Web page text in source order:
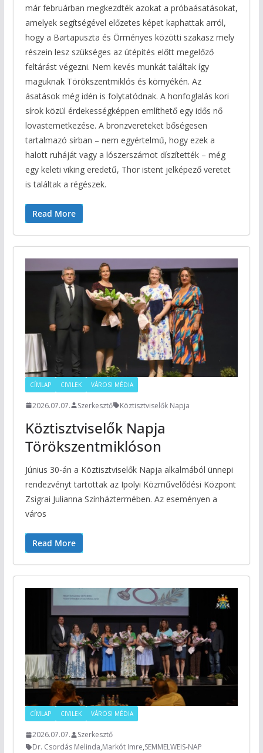
már februárban megkezdték azokat a próbaásatásokat,
amelyek segítségével előzetes képet kaphattak arról,
hogy a Bartapuszta és Örményes közötti szakasz mely
részein lesz szükséges az útépítés előtt megelőző
feltárást végezni. Nem kevés munkát találtak így
maguknak Törökszentmiklós és környékén. Az
ásatások még idén is folytatódnak. A honfoglalás kori
sírok közül érdekességképpen említhető egy idős nő
lovastemetkezése. A bronzvereteket bőségesen
tartalmazó sírban – nem egyértelmű, hogy ezek a
halott ruháját vagy a lószerszámot díszítették – még
egy keleti viking eredetű, Thor istent jelképező veretet
is találtak a régészek.
Read More
CÍMLAP CIVILEK VÁROSI MÉDIA
2026.07.07. Szerkesztő Köztisztviselők Napja
Köztisztviselők Napja
Törökszentmiklóson
Június 30-án a Köztisztviselők Napja alkalmából ünnepi
rendezvényt tartottak az Ipolyi Közművelődési Központ
Zsigrai Julianna Színháztermében. Az eseményen a
város
Read More
CÍMLAP CIVILEK VÁROSI MÉDIA
2026.07.07.
Szerkesztő
Dr. Csordás Melinda,Markót Imre,SEMMELWEIS-NAP